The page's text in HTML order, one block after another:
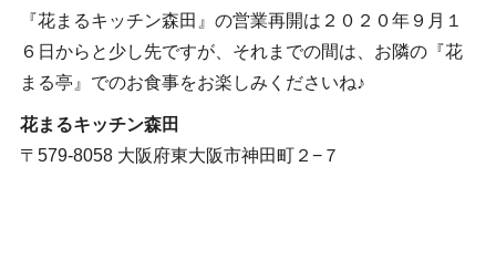
『花まるキッチン森田』の営業再開は２０２０年９月１
６日からと少し先ですが、それまでの間は、お隣の『花
まる亭』でのお食事をお楽しみくださいね♪
花まるキッチン森田
〒579-8058 大阪府東大阪市神田町２−７